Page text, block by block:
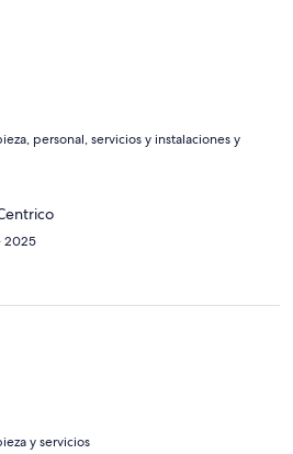
personal, servicios y instalaciones y
2025
y servicios